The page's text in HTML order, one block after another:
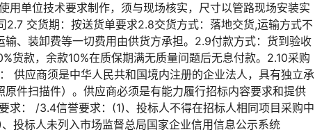
单位技术要求制作，须与现场核实，尺寸以管路现场安装实
交货期：按送货单要求2.8交货方式：落地交货,运输方式不
、装卸费等一切费用由供货方承担。2.9付款方式：货到验收
货款，余款10%在质保期满无质量问题后无息付款。2.10采购
供应商须是中华人民共和国境内注册的企业法人，具有独立承
件扫描件）。供应商必须是有能力履行招标内容要求和提供
： /3.4信誉要求：(1)、投标人不得在招标人相同项目采购中
投标人未列入市场监督总局国家企业信用信息公示系统